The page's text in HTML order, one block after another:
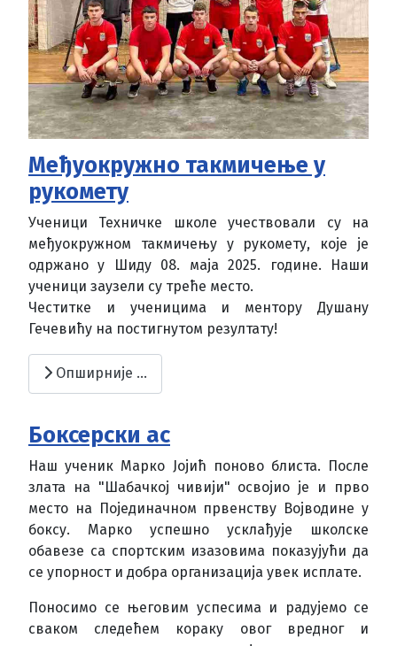
Међуокружно такмичење у
рукомету
Ученици Техничке школе учествовали су на
међуокружном такмичењу у рукомету, које је
одржано у Шиду 08. маја 2025. године. Наши
ученици заузели су треће место.
Честитке и ученицима и ментору Душану
Гечевићу на постигнутом резултату!
Опширније …
Боксерски ас
Наш ученик Марко Јојић поново блиста. После
злата на "Шабачкој чивији" освојио је и прво
место на Појединачном првенству Војводине у
боксу. Марко успешно усклађује школске
обавезе са спортским изазовима показујући да
се упорност и добра организација увек исплате.
Поносимо се његовим успесима и радујемо се
сваком следећем кораку овог вредног и